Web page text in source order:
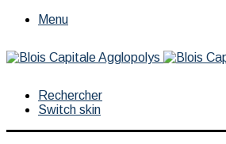
Menu
Rechercher
Switch skin